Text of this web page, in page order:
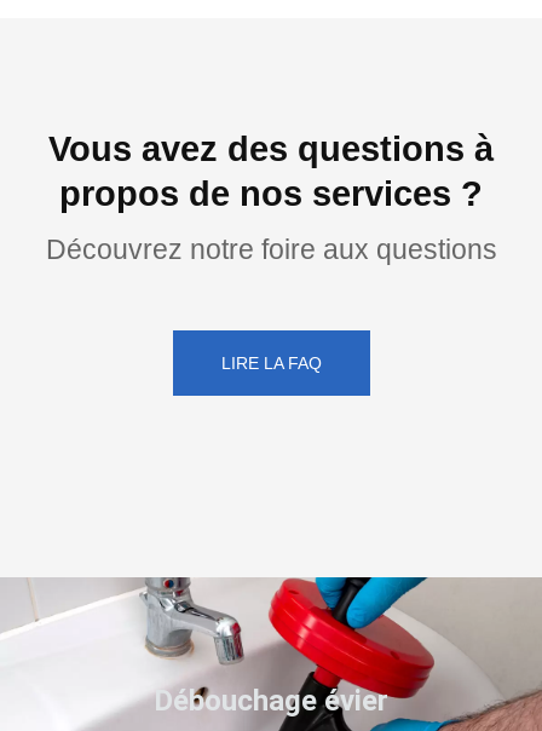
Vous avez des questions à
propos de nos services ?
Découvrez notre foire aux questions
LIRE LA FAQ
Débouchage évier